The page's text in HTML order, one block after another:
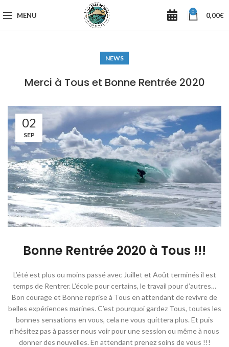
MENU 0 0,00€
NEWS
Merci à Tous et Bonne Rentrée 2020
02
SEP
Bonne Rentrée 2020 à Tous !!!
L’été est plus ou moins passé avec Juillet et Août terminés il est
temps de Rentrer. L’école pour certains, le travail pour d’autres…
Bon courage et Bonne reprise à Tous en attendant de revivre de
belles expériences marines. C’est pourquoi gardez Tous, toutes les
bonnes sensations en vous, cela ne vous quittera plus. Et puis
n’hésitez pas à passer nous voir pour une session ou même à nous
donner des nouvelles. En attendant prenez soins de vous !!!